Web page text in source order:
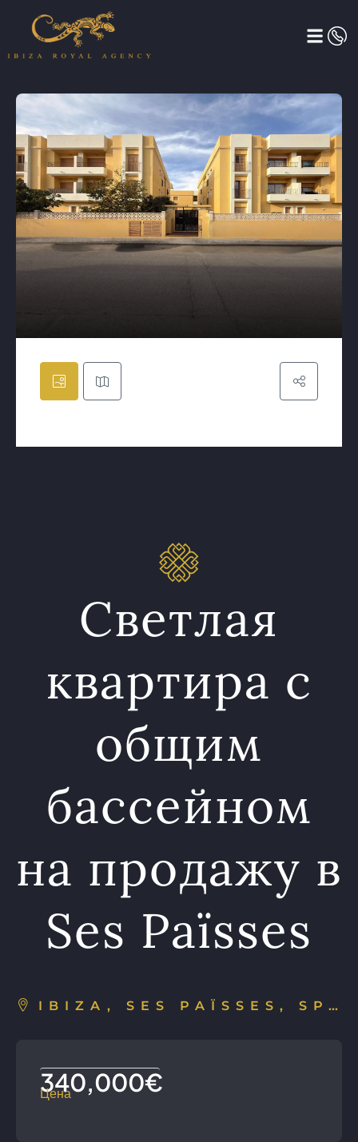
Светлая
квартира с
общим
бассейном
на продажу в
Ses Païsses
IBIZA, SES PAÏSSES, SPAIN
340,000€
Цена